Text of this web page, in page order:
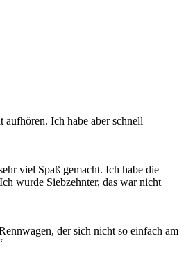
aufhören. Ich habe aber schnell
viel Spaß gemacht. Ich habe die
wurde Siebzehnter, das war nicht
der sich nicht so einfach am